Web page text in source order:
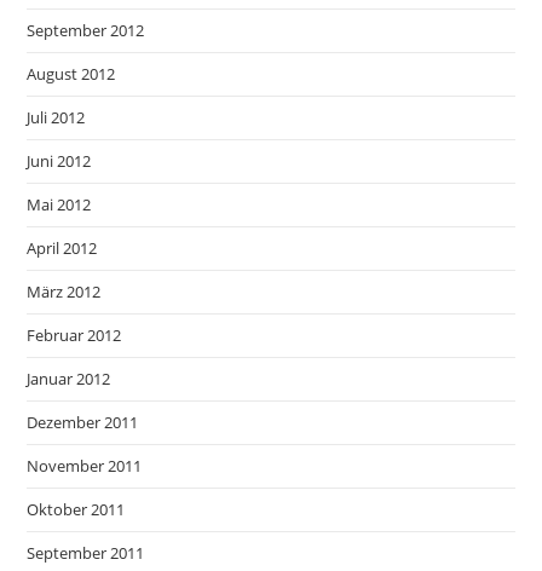
September 2012
August 2012
Juli 2012
Juni 2012
Mai 2012
April 2012
März 2012
Februar 2012
Januar 2012
Dezember 2011
November 2011
Oktober 2011
September 2011